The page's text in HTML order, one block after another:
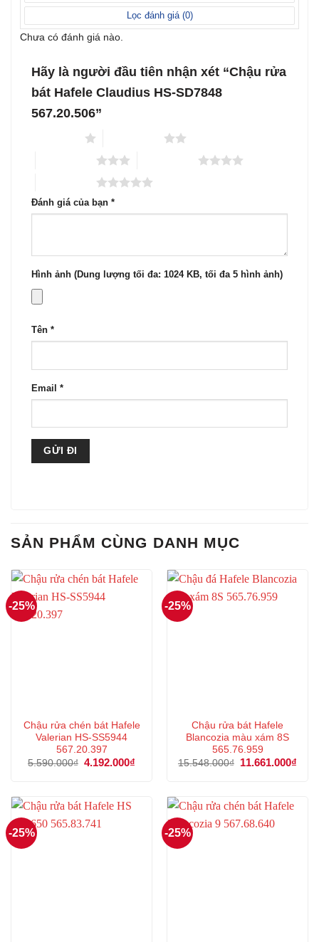
sao
Lọc đánh giá (0)
Chưa có đánh giá nào.
Hãy là người đầu tiên nhận xét “Chậu rửa
bát Hafele Claudius HS-SD7848
567.20.506”
Đánh giá của bạn *
Hình ảnh (Dung lượng tối đa: 1024 KB, tối đa 5 hình ảnh)
Tên *
Email *
SẢN PHẨM CÙNG DANH MỤC
-25%
Chậu rửa chén bát Hafele
Valerian HS-SS5944
567.20.397
5.590.000₫ Giá
4.192.000₫
4.192.000₫.
-25%
Chậu rửa bát Hafele
Blancozia màu xám 8S
565.76.959
15.548.000₫
Giá
11.661.000₫
-25% -25%